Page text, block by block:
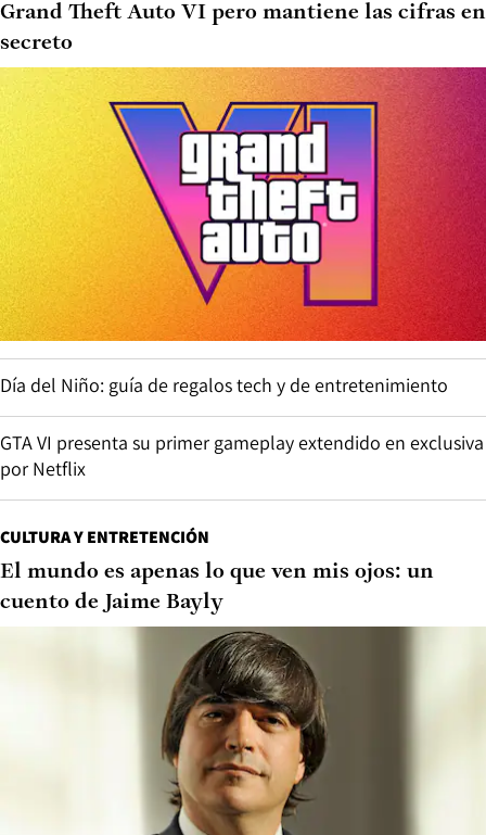
Grand Theft Auto VI pero mantiene las cifras en
secreto
Día del Niño: guía de regalos tech y de entretenimiento
GTA VI presenta su primer gameplay extendido en exclusiva
por Netflix
CULTURA Y ENTRETENCIÓN
El mundo es apenas lo que ven mis ojos: un
cuento de Jaime Bayly